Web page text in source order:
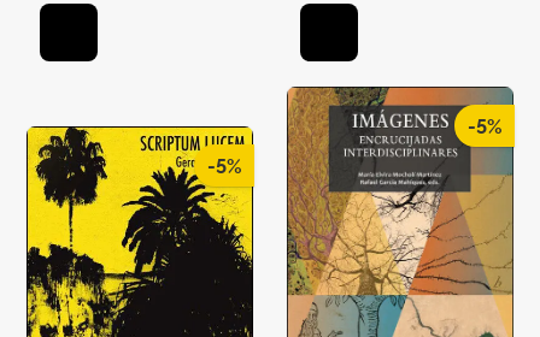
GARCÉS, MARIA JOSEP
-5%
-5%